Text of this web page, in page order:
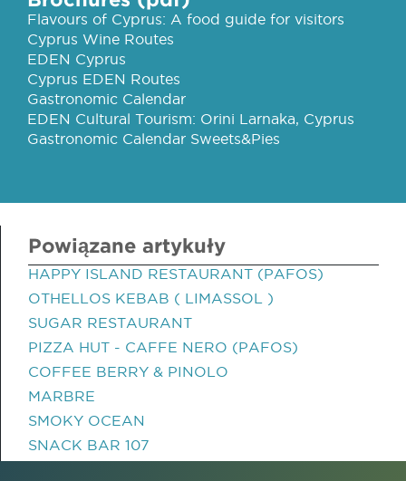
Flavours of Cyprus: A food guide for visitors
Cyprus Wine Routes
EDEN Cyprus
Cyprus EDEN Routes
Gastronomic Calendar
EDEN Cultural Tourism: Orini Larnaka, Cyprus
Gastronomic Calendar Sweets&Pies
Powiązane artykuły
HAPPY ISLAND RESTAURANT (PAFOS)
OTHELLOS KEBAB ( LIMASSOL )
SUGAR RESTAURANT
PIZZA HUT - CAFFE NERO (PAFOS)
COFFEE BERRY & PINOLO
MARBRE
SMOKY OCEAN
SNACK BAR 107